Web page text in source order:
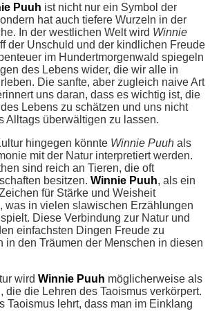
Puuh ist nicht nur ein Symbol der
hat auch tiefere Wurzeln in der
In der westlichen Welt wird Winnie
der Unschuld und der kindlichen Freude
im Hundertmorgenwald spiegeln
des Lebens wider, die wir alle in
Die sanfte, aber zugleich naive Art
uns daran, dass es wichtig ist, die
Lebens zu schätzen und uns nicht
Alltags überwältigen zu lassen.
hingegen könnte Winnie Puuh als
mit der Natur interpretiert werden.
sind reich an Tieren, die oft
besitzen. Winnie Puuh, als ein
für Stärke und Weisheit
was in vielen slawischen Erzählungen
Diese Verbindung zur Natur und
einfachsten Dingen Freude zu
in den Träumen der Menschen in diesen
wird Winnie Puuh möglicherweise als
die die Lehren des Taoismus verkörpert.
Taoismus lehrt, dass man im Einklang